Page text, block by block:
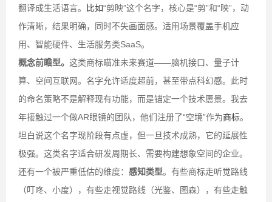
翻译成生活语言。
比如“剪映”这个名字，核心是“剪”和“映”，动
作清晰，结果明确，同时不失画面感。适用场景覆盖手机应
用、智能硬件、生活服务类SaaS。
概念前瞻型。 这类商标瞄准未来赛道——脑机接口、量子计
算、空间互联网。名字允许适度超前，甚至带点科幻感。此时
的命名策略不是解释现有功能，而是锚定一个技术愿景。我去
年接触过一个做AR眼镜的团队，他们注册了“空境”作为商标。
坦白说这个名字现阶段有点虚，但一旦技术成熟，它的延展性
极强。这类名字适合研发周期长、需要构建想象空间的企业。
还有一个被严重低估的维度： 感知类型。有些商标走听觉路线
（叮咚、小度），有些走视觉路线（光鉴、图森），有些走触